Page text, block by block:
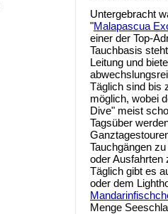
Untergebracht
"Malapascua
einer der Top-
Tauchbasis
Leitung und
Täglich sind bis
möglich, wobei
Dive" meist
Tagsüber
Tauchgängen
oder Ausfahrten
Täglich gibt es
oder dem
Menge